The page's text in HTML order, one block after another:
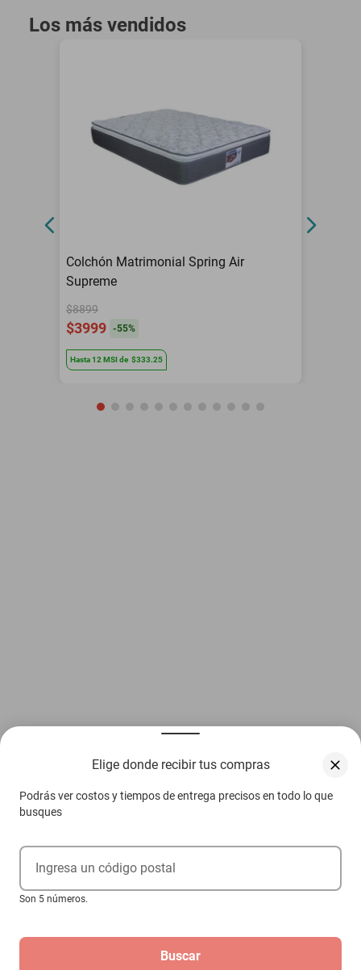
Elige donde recibir tus compras
Podrás ver costos y tiempos de entrega precisos en todo lo que
busques
Ingresa un código postal
Son 5 números.
Buscar
Los más vendidos
Colchón Matrimonial Spring Air
Supreme
$8899
$3999 -55%
Hasta12 MSIde $333.25